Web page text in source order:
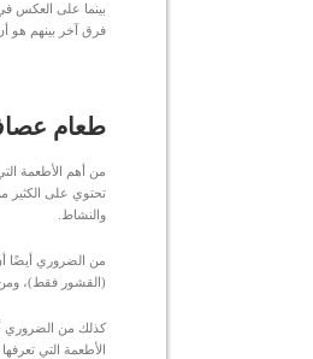
بينما على العكس في
فرق آخر بينهم هو
طعام
من أهم الأطعمة
تحتوي على الكثير
والنشاط.
من الضروري أيضًا
(القشور فقط)، ومن
كذلك من الضروري
الأطعمة التي